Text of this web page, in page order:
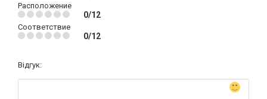
Расположение
0/12
Соответствие
0/12
Відгук: